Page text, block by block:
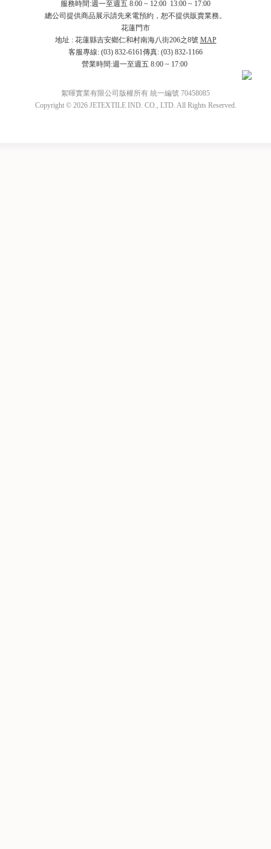
服務時間:週一至週五 8:00 ~ 12:00 13:00 ~ 17:00
總公司提供商品展示請先來電預約，恕不提供販賣業務。
花蓮門市
地址 : 花蓮縣吉安鄉仁和村南海八街206之8號 MAP
客服專線: (03) 832-6161傳真: (03) 832-1166
營業時間:週一至週五 8:00 ~ 17:00
絮暉實業有限公司版權所有 統一編號 70458085
Copyright © 2026 JETEXTILE IND. CO., LTD. All Rights Reserved.